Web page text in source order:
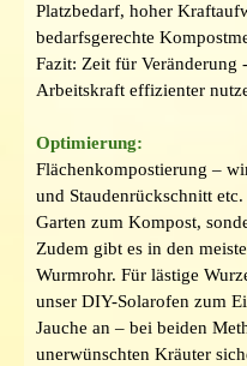
Platzbedarf, hoher
bedarfsgerechte
Fazit: Zeit für Veränderung
Arbeitskraft effizienter
Optimierung:
Flächenkompostierung –
und Staudenrückschnitt
Garten zum Kompost,
Zudem gibt es in den
Wurmrohr. Für lästige
unser DIY-Solarofen zum
Jauche an – bei beiden
unerwünschten Kräuter